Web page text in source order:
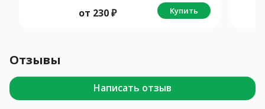
от 230₽ Купить
Отзывы
Написать отзыв